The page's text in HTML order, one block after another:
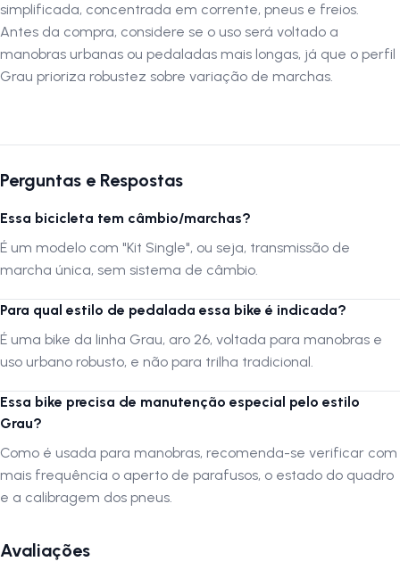
simplificada, concentrada em corrente, pneus e freios.
Antes da compra, considere se o uso será voltado a
manobras urbanas ou pedaladas mais longas, já que o perfil
Grau prioriza robustez sobre variação de marchas.
Perguntas e Respostas
Essa bicicleta tem câmbio/marchas?
É um modelo com "Kit Single", ou seja, transmissão de
marcha única, sem sistema de câmbio.
Para qual estilo de pedalada essa bike é indicada?
É uma bike da linha Grau, aro 26, voltada para manobras e
uso urbano robusto, e não para trilha tradicional.
Essa bike precisa de manutenção especial pelo estilo
Grau?
Como é usada para manobras, recomenda-se verificar com
mais frequência o aperto de parafusos, o estado do quadro
e a calibragem dos pneus.
Avaliações